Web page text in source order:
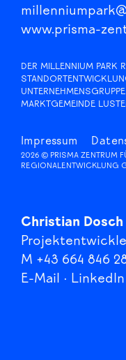
www.prisma-
DER MILLENNIUM PARK
MARKTGEMEINDE
Impressum
2026 © PRISMA ZENTRUM
REGIONALENTWICKLUNG
Christian Dosch
M +43 664 846
E-Mail · LinkedIn